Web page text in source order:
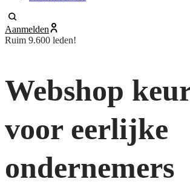
Aanmelden
Ruim 9.600 leden!
Webshop
voor eerlijke
ondernemers